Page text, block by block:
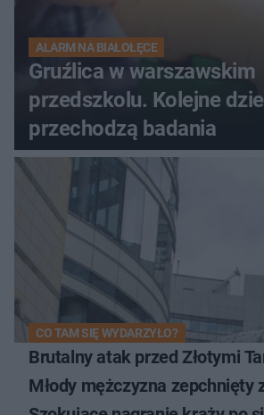
ALARM NA BIAŁOŁĘCE
Gruźlica w warszawskim
przedszkolu. Kolejne
przechodzą badania
CO TAM SIĘ WYDARZYŁO?
Brutalny atak przed Złotymi
Młody mężczyzna zepchnięty